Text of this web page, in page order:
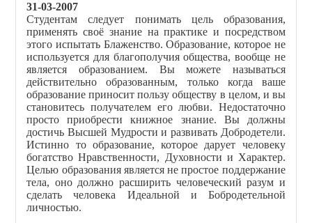
31-03-2007
Студентам следует понимать цель образования,
применять своё знание на практике и посредством
этого испытать Блаженство. Образование, которое не
используется для благополучия общества, вообще не
является образованием. Вы можете называться
действительно образованным, только когда ваше
образование приносит пользу обществу в целом, и вы
становитесь получателем его любви. Недостаточно
просто приобрести книжное знание. Вы должны
достичь Высшей Мудрости и развивать Добродетели.
Истинно то образование, которое дарует человеку
богатство Нравственности, Духовности и Характер.
Целью образования является не простое поддержание
тела, оно должно расширить человеческий разум и
сделать человека Идеальной и Бобродетельной
личностью.